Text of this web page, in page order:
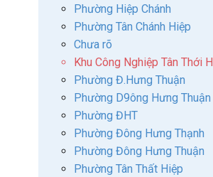
Phường Hiệp Chánh
Phường Tân Chánh Hiệp
Chưa rõ
Khu Công Nghiệp Tân Thới
Phường Đ.Hưng Thuận
Phường D9ông Hưng Thuận
Phường ĐHT
Phường Đông Hưng Thạnh
Phường Đông Hưng Thuận
Phường Tân Thất Hiệp